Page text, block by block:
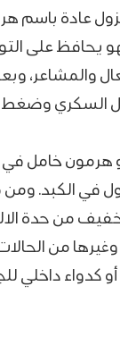
عادة باسم
يحافظ على
والمشاعر،
السكري وضغط
هرمون خامل
في الكبد. ومن
من حدة
من
كدواء داخلي